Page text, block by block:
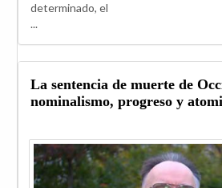
determinado, el
...
La sentencia de muerte de
nominalismo, progreso y